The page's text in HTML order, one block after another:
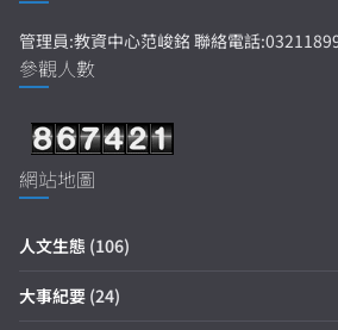
管理員:教資中心范峻銘 聯絡電話
參觀人數
網站地圖
人文生態 (106)
大事紀要 (24)